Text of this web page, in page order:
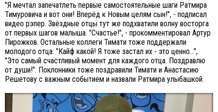
"Я мечтал запечатлеть первые самостоятельные шаги Ратмира
Тимуровича и вот они! Вперёд к Новым целям сын!", - подписал
видео рэпер. Звёздные отцы тут же подхватили волну восторга
от первых шагов малыша. "Счастье!", - прокомментировал Артур
Пирожков. Остальные коллеги Тимати тоже поддержали
молодого отца: "Кайф какой! Я тоже застал их - это ценно...",
"Это самый счастливый момент для каждого отца. Поздравлю
от души!". Поклонники тоже поздравили Тимати и Анастасию
Решетову с важным событием и назвали Ратмира улыбашкой.